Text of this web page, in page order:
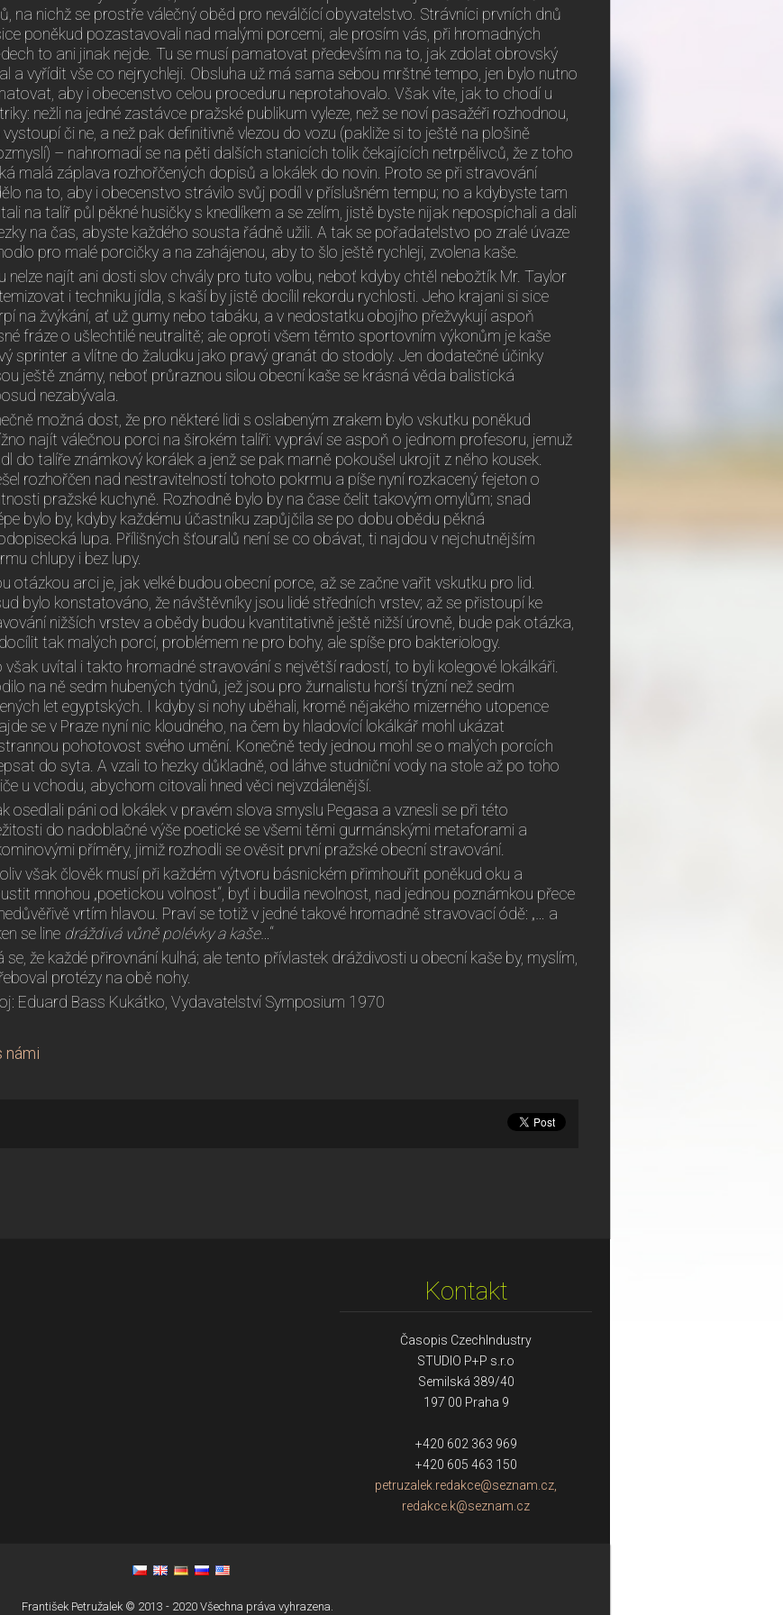
na nichž se prostře válečný oběd pro neválčící obyvatelstvo. Strávníci prvních dnů
poněkud pozastavovali nad malými porcemi, ale prosím vás, při hromadných
to ani jinak nejde. Tu se musí pamatovat především na to, jak zdolat obrovský
a vyřídit vše co nejrychleji. Obsluha už má sama sebou mrštné tempo, jen bylo nutno
aby i obecenstvo celou proceduru neprotahovalo. Však víte, jak to chodí u
nežli na jedné zastávce pražské publikum vyleze, než se noví pasažéři rozhodnou,
vystoupí či ne, a než pak definitivně vlezou do vozu (pakliže si to ještě na plošině
– nahromadí se na pěti dalších stanicích tolik čekajících netrpělivců, že z toho
malá záplava rozhořčených dopisů a lokálek do novin. Proto se při stravování
na to, aby i obecenstvo strávilo svůj podíl v příslušném tempu; no a kdybyste tam
na talíř půl pěkné husičky s knedlíkem a se zelím, jistě byste nijak nepospíchali a dali
na čas, abyste každého sousta řádně užili. A tak se pořadatelstvo po zralé úvaze
pro malé porcičky a na zahájenou, aby to šlo ještě rychleji, zvolena kaše.
nelze najít ani dosti slov chvály pro tuto volbu, neboť kdyby chtěl nebožtík Mr. Taylor
i techniku jídla, s kaší by jistě docílil rekordu rychlosti. Jeho krajani si sice
na žvýkání, ať už gumy nebo tabáku, a v nedostatku obojího přežvykují aspoň
fráze o ušlechtilé neutralitě; ale oproti všem těmto sportovním výkonům je kaše
sprinter a vlítne do žaludku jako pravý granát do stodoly. Jen dodatečné účinky
ještě známy, neboť průraznou silou obecní kaše se krásná věda balistická
nezabývala.
možná dost, že pro některé lidi s oslabeným zrakem bylo vskutku poněkud
najít válečnou porci na širokém talíři: vypráví se aspoň o jednom profesoru, jemuž
do talíře známkový korálek a jenž se pak marně pokoušel ukrojit z něho kousek.
rozhořčen nad nestravitelností tohoto pokrmu a píše nyní rozkacený fejeton o
pražské kuchyně. Rozhodně bylo by na čase čelit takovým omylům; snad
bylo by, kdyby každému účastníku zapůjčila se po dobu obědu pěkná
lupa. Přílišných šťouralů není se co obávat, ti najdou v nejchutnějším
chlupy i bez lupy.
otázkou arci je, jak velké budou obecní porce, až se začne vařit vskutku pro lid.
bylo konstatováno, že návštěvníky jsou lidé středních vrstev; až se přistoupí ke
nižších vrstev a obědy budou kvantitativně ještě nižší úrovně, bude pak otázka,
tak malých porcí, problémem ne pro bohy, ale spíše pro bakteriology.
však uvítal i takto hromadné stravování s největší radostí, to byli kolegové lokálkáři.
na ně sedm hubených týdnů, jež jsou pro žurnalistu horší trýzní než sedm
let egyptských. I kdyby si nohy uběhali, kromě nějakého mizerného utopence
se v Praze nyní nic kloudného, na čem by hladovící lokálkář mohl ukázat
pohotovost svého umění. Konečně tedy jednou mohl se o malých porcích
do syta. A vzali to hezky důkladně, od láhve studniční vody na stole až po toho
u vchodu, abychom citovali hned věci nejvzdálenější.
osedlali páni od lokálek v pravém slova smyslu Pegasa a vznesli se při této
do nadoblačné výše poetické se všemi těmi gurmánskými metaforami a
příměry, jimiž rozhodli se ověsit první pražské obecní stravování.
však člověk musí při každém výtvoru básnickém přimhouřit poněkud oku a
mnohou „poetickou volnost“, byť i budila nevolnost, nad jednou poznámkou přece
vrtím hlavou. Praví se totiž v jedné takové hromadně stravovací ódě: „… a
se line dráždivá vůně polévky a kaše…“
se, že každé přirovnání kulhá; ale tento přívlastek dráždivosti u obecní kaše by, myslím,
protézy na obě nohy.
Eduard Bass Kukátko, Vydavatelství Symposium 1970
námi
Kontakt
Časopis CzechIndustry
STUDIO P+P s.r.o
Semilská 389/40
197 00 Praha 9
+420 602 363 969
+420 605 463 150
petruzalek.redakce@seznam.cz,
redakce.k@seznam.cz
František Petružalek © 2013 - 2020 Všechna práva vyhrazena.